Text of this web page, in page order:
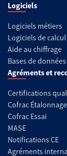
Logiciels
Logiciels métiers
Logiciels de calcul
Aide au chiffrage
Bases de données
Agréments et
Certifications
Cofrac Étalonnage
Cofrac Essai
MASE
Notifications CE
Agréments